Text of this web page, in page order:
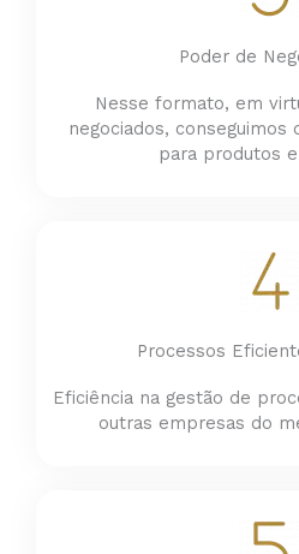
Poder de
Nesse formato, em
negociados,
para produtos
Processos
Eficiência na gestão de
outras empresas do